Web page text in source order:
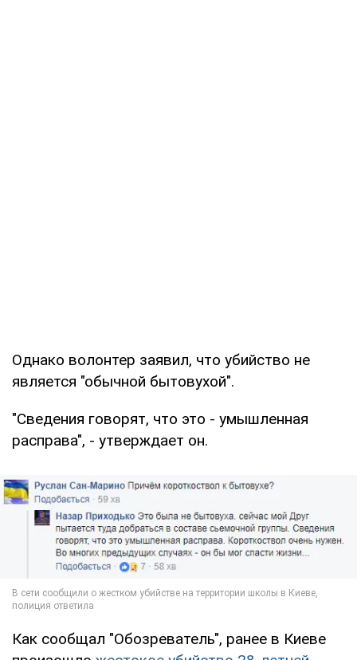
Однако волонтер заявил, что убийство не
является "обычной бытовухой".
"Сведения говорят, что это - умышленная
расправа", - утверждает он.
Как сообщал "Обозреватель", ранее в Киеве